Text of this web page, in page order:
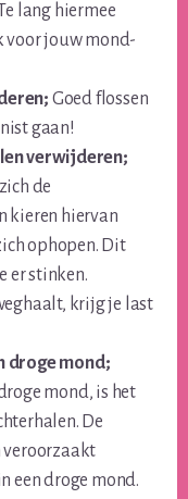
lang hiermee
jouw mond-
Goed flossen
gaan!
verwijderen;
de
kieren hiervan
ophopen. Dit
er stinken.
krijg je last
droge mond;
mond, is het
De
veroorzaakt
een droge mond.